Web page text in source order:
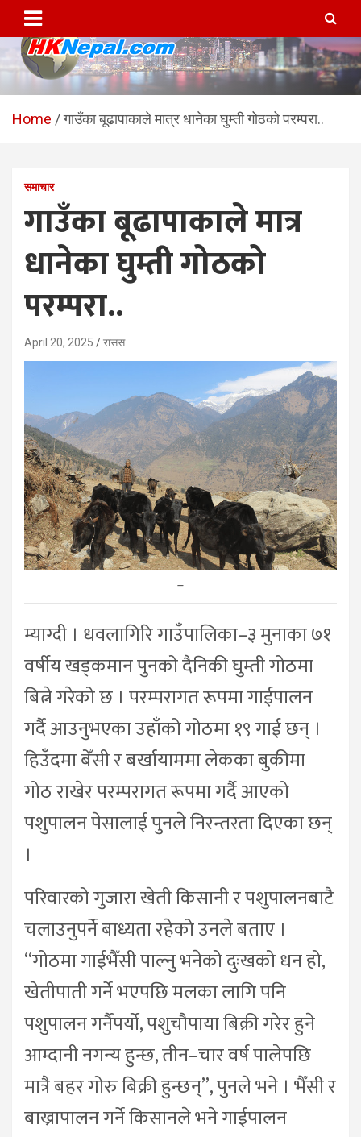
content
HKNepal.com – हङकङबाट
सञ्चालित पहिलो नेपाली अनलाईन
hknepal, hknepal.com, hk nepal, hk nepal com
Home गाउँका बूढापाकाले मात्र धानेका घुम्ती गोठको परम्परा..
समाचार
गाउँका बूढापाकाले मात्र
धानेका घुम्ती गोठको
परम्परा..
April 20, 2025 रासस
–
म्याग्दी । धवलागिरि गाउँपालिका–३ मुनाका ७१
वर्षीय खड्कमान पुनको दैनिकी घुम्ती गोठमा
बित्ने गरेको छ । परम्परागत रूपमा गाईपालन
गर्दै आउनुभएका उहाँको गोठमा १९ गाई छन् ।
हिउँदमा बेँसी र बर्खायाममा लेकका बुकीमा
गोठ राखेर परम्परागत रूपमा गर्दै आएको
पशुपालन पेसालाई पुनले निरन्तरता दिएका छन्
।
परिवारको गुजारा खेती किसानी र पशुपालनबाटै
चलाउनुपर्ने बाध्यता रहेको उनले बताए ।
“गोठमा गाईभैँसी पाल्नु भनेको दुःखको धन हो,
खेतीपाती गर्ने भएपछि मलका लागि पनि
पशुपालन गर्नैपर्यो, पशुचौपाया बिक्री गरेर हुने
आम्दानी नगन्य हुन्छ, तीन–चार वर्ष पालेपछि
मात्रै बहर गोरु बिक्री हुन्छन्”, पुनले भने । भैँसी र
बाख्रापालन गर्ने किसानले भने गाईपालन